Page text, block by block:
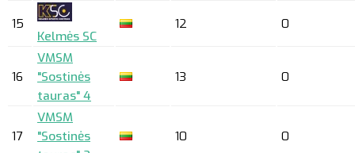
15
Kelmės SC
12 0
16
VMSM
"Sostinės
tauras" 4
13 0
17
VMSM
"Sostinės
10 0